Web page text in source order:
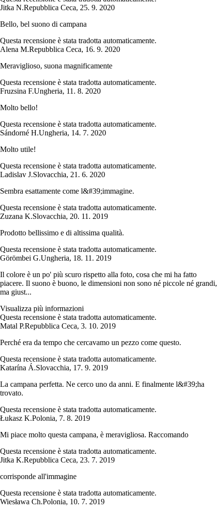
Jitka N.Repubblica Ceca, 25. 9. 2020
Bello, bel suono di campana
Questa recensione è stata tradotta automaticamente.
Alena M.Repubblica Ceca, 16. 9. 2020
Meraviglioso, suona magnificamente
Questa recensione è stata tradotta automaticamente.
Fruzsina F.Ungheria, 11. 8. 2020
Molto bello!
Questa recensione è stata tradotta automaticamente.
Sándorné H.Ungheria, 14. 7. 2020
Molto utile!
Questa recensione è stata tradotta automaticamente.
Ladislav J.Slovacchia, 21. 6. 2020
Sembra esattamente come l&#39;immagine.
Questa recensione è stata tradotta automaticamente.
Zuzana K.Slovacchia, 20. 11. 2019
Prodotto bellissimo e di altissima qualità.
Questa recensione è stata tradotta automaticamente.
Görömbei G.Ungheria, 18. 11. 2019
Il colore è un po' più scuro rispetto alla foto, cosa che mi ha fatto
piacere. Il suono è buono, le dimensioni non sono né piccole né grandi,
ma giust...
Visualizza più informazioni
Questa recensione è stata tradotta automaticamente.
Matal P.Repubblica Ceca, 3. 10. 2019
Perché era da tempo che cercavamo un pezzo come questo.
Questa recensione è stata tradotta automaticamente.
Katarína Á.Slovacchia, 17. 9. 2019
La campana perfetta. Ne cerco uno da anni. E finalmente l&#39;ha
trovato.
Questa recensione è stata tradotta automaticamente.
Łukasz K.Polonia, 7. 8. 2019
Mi piace molto questa campana, è meravigliosa. Raccomando
Questa recensione è stata tradotta automaticamente.
Jitka K.Repubblica Ceca, 23. 7. 2019
corrisponde all'immagine
Questa recensione è stata tradotta automaticamente.
Wiesława Ch.Polonia, 10. 7. 2019